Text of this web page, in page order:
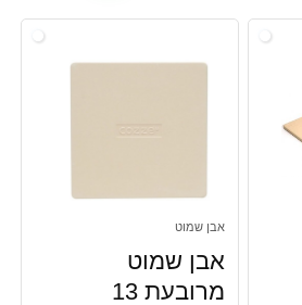
אבן שמוט
אבן שמוט
מרובעת 13